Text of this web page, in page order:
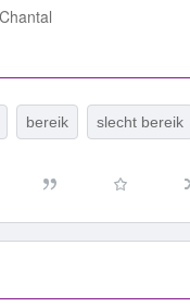
bereik slecht bereik